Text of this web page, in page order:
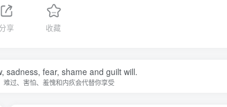
分享 收藏
sadness, fear, shame and guilt will.
过、害怕、羞愧和内疚会代替你享受